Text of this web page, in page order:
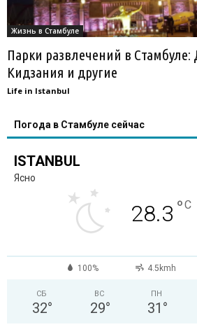
Жизнь в Стамбуле
Парки развлечений в
Кидзания и другие
Life in Istanbul
Погода в Стамбуле сейчас
ISTANBUL
Ясно
28.3 °C
100% 4.5kmh
СБ
32°
ВС
29°
ПН
31 °